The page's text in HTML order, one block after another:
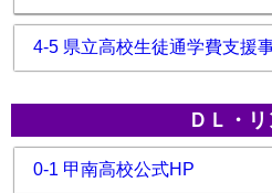
4-5 県立高校生徒通学費支援
ＤＬ・リ
0-1 甲南高校公式HP